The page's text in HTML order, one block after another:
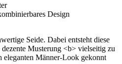
Design
Seide. Dabei entsteht diese
Musterung <b> vielseitig zu
eleganten Männer-Look gekonnt